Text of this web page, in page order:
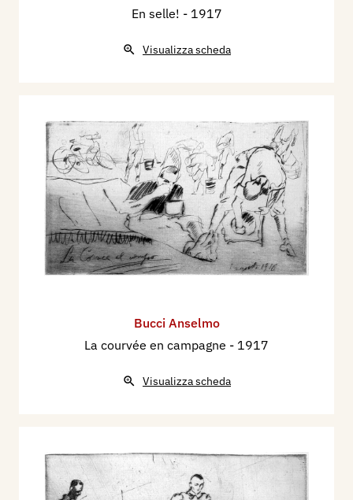
En selle! - 1917
Visualizza scheda
Bucci Anselmo
La courvée en campagne - 1917
Visualizza scheda